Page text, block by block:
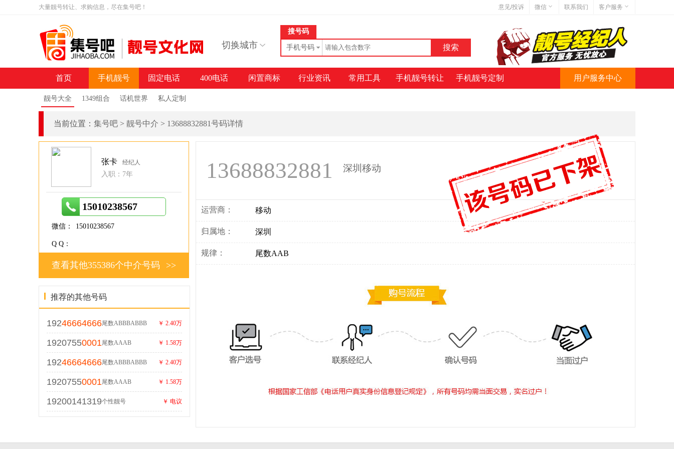
大量靓号转让、求购信息，尽在集号吧！ 意见/投诉 微信
微信号:jihaoba999
联系我们
客户服务
网站地图
网站简介
切换城市
搜号码
手机号码
首页 手机靓号
靓号大全 1349组合 话机世界 私人定制
固定电话 400电话 闲置商标 行业资讯 常用工具 手机靓号转让 手机靓号定制 用户服务中心
当前位置： 集号吧 > 靓号中介 > 13688832881号码详情
13688832881 深圳移动
运营商： 移动
归属地： 深圳
规律： 尾数AAB
张卡 经纪人
入职：7年
15010238567
微信： 15010238567
Q Q：
>>
查看其他355386个中介号码
推荐的其他号码
19246664666尾数ABBBABBB ￥ 2.40万
19207550001尾数AAAB ￥ 1.58万
19246664666尾数ABBBABBB ￥ 2.40万
19207550001尾数AAAB ￥ 1.58万
19200141319个性靓号 ￥ 电议